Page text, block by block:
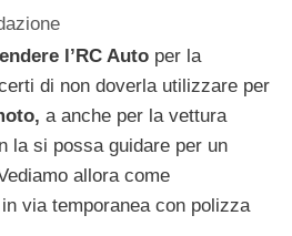
l’RC Auto per la
di non doverla utilizzare per
a anche per la vettura
la si possa guidare per un
allora come
via temporanea con polizza